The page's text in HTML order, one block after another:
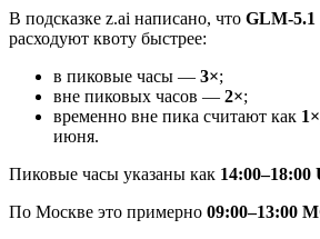
В подсказке z.ai написано, что GLM-5.1
расходуют квоту быстрее:
в пиковые часы — 3×;
вне пиковых часов — 2×;
временно вне пика считают как 1×
июня.
Пиковые часы указаны как 14:00–18:00
По Москве это примерно 09:00–13:00